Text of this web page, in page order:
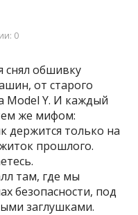
0
снял обшивку
от старого
Model Y. И каждый
же мифом:
держится только на
прошлого.
там, где мы
безопасности, под
заглушками.